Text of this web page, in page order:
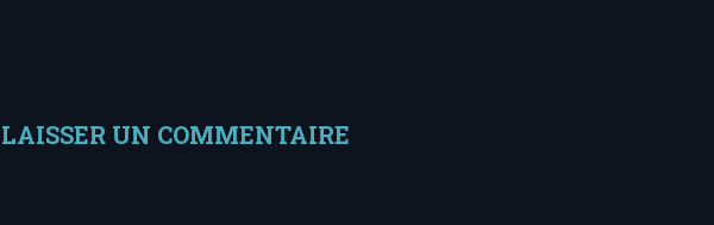
LAISSER UN COMMENTAIRE